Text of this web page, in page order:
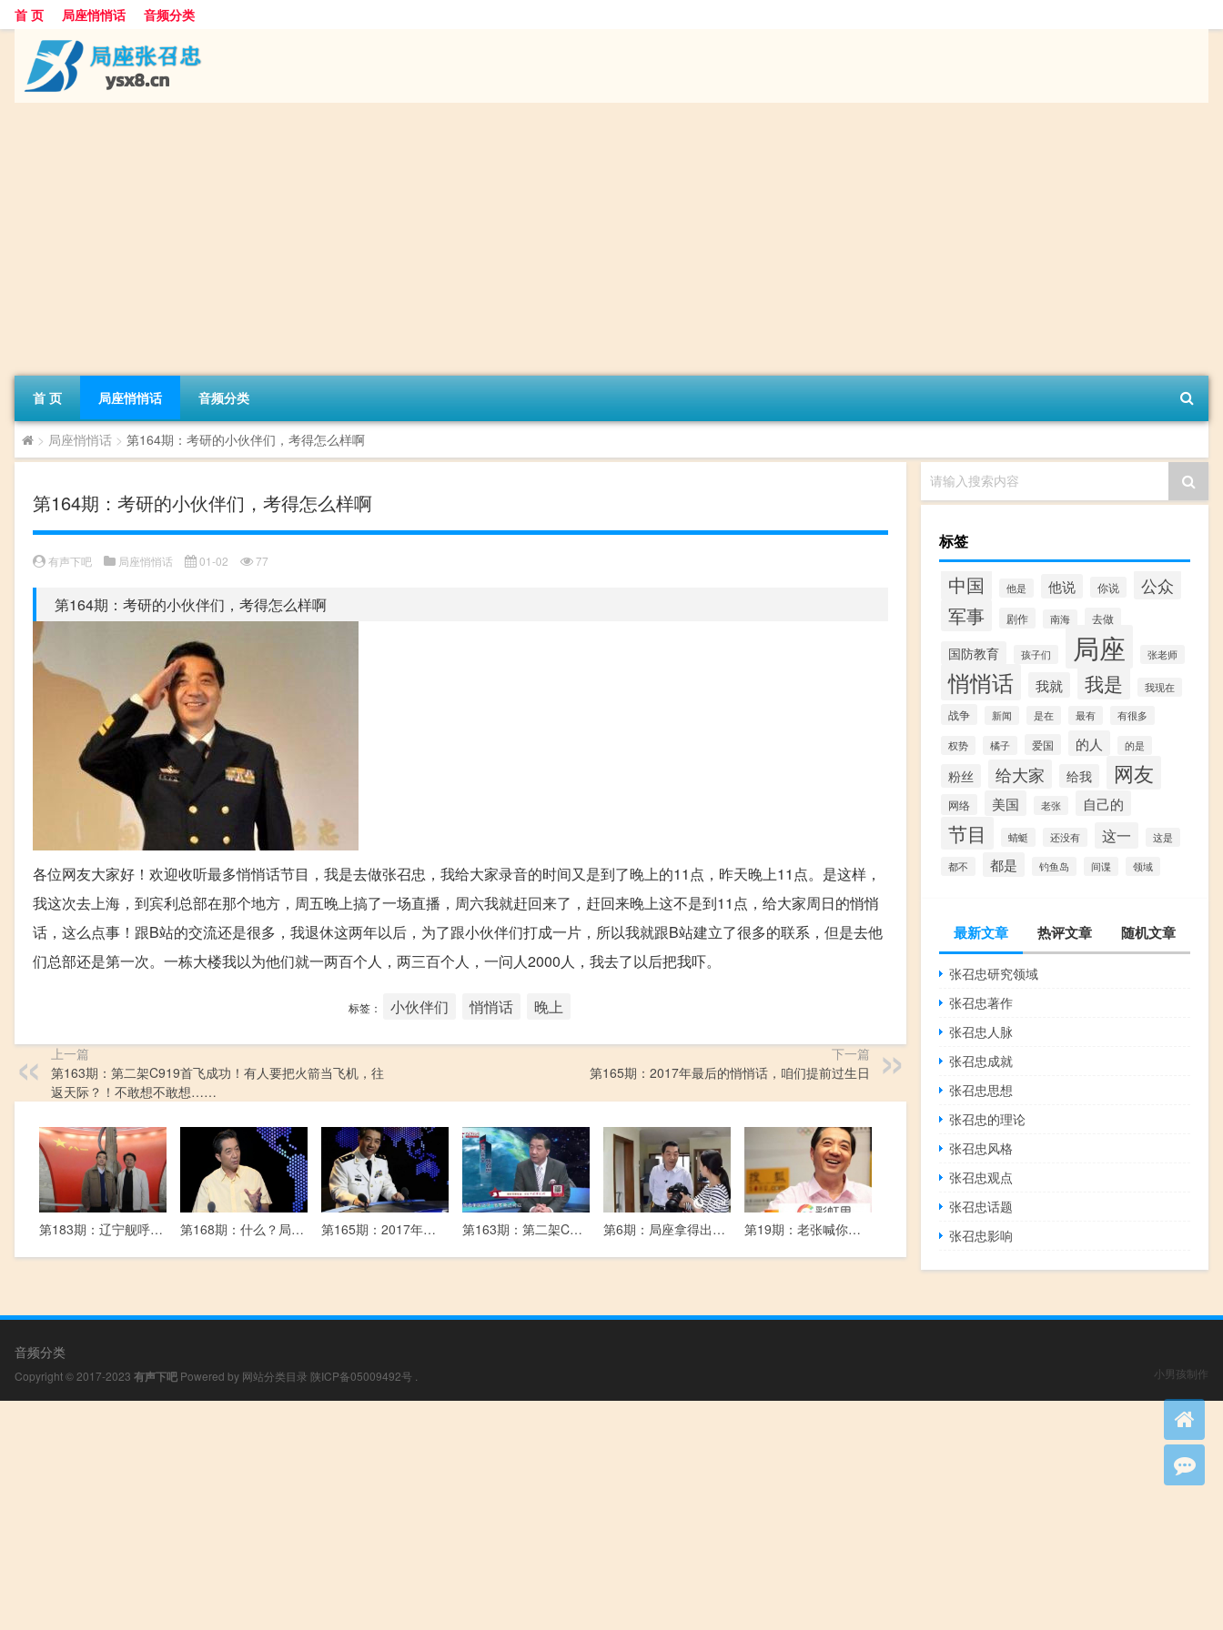
首 页 局座悄悄话 音频分类
首 页 局座悄悄话 音频分类
> 局座悄悄话 > 第164期：考研的小伙伴们，考得怎么样啊
第164期：考研的小伙伴们，考得怎么样啊
有声下吧 局座悄悄话 01-02 77
第164期：考研的小伙伴们，考得怎么样啊
各位网友大家好！欢迎收听最多悄悄话节目，我是去做张召忠，我给大家录音的时间又是到了晚上的11点，昨天晚上11点。是这样，
我这次去上海，到宾利总部在那个地方，周五晚上搞了一场直播，周六我就赶回来了，赶回来晚上这不是到11点，给大家周日的悄悄
话，这么点事！跟B站的交流还是很多，我退休这两年以后，为了跟小伙伴们打成一片，所以我就跟B站建立了很多的联系，但是去他
们总部还是第一次。一栋大楼我以为他们就一两百个人，两三百个人，一问人2000人，我去了以后把我吓。
标签： 小伙伴们 悄悄话 晚上
上一篇
第163期：第二架C919首飞成功！有人要把火箭当飞机，往
返天际？！不敢想不敢想……
下一篇
第165期：2017年最后的悄悄话，咱们提前过生日
第183期：辽宁舰呼叫81192，听到请回答～ 第168期：什么？局座要当牵线搭桥的红娘了？！ 第165期：2017年最后的悄悄话，咱们提前过生日 第163期：第二架C919首飞成功！有人要把火箭当飞机，往返天际？！不敢想不敢想…… 第6期：局座拿得出来的可不止是盛世美颜...... 第19期：老张喊你注意下“和平时期的间谍”！
请输入搜索内容
标签
中国 他是 他说 你说 公众
军事 剧作 南海 去做
国防教育 孩子们 局座 张老师
悄悄话 我就 我是 我现在
战争 新闻 是在 最有 有很多
权势 橘子 爱国 的人 的是
粉丝 给大家 给我 网友
网络 美国 老张 自己的
节目 蜻蜓 还没有 这一 这是
都不 都是 钓鱼岛 间谍 领域
最新文章 热评文章 随机文章
张召忠研究领域
张召忠著作
张召忠人脉
张召忠成就
张召忠思想
张召忠的理论
张召忠风格
张召忠观点
张召忠话题
张召忠影响
音频分类
Copyright © 2017-2023 有声下吧 Powered by 网站分类目录 陕ICP备05009492号 小男孩制作